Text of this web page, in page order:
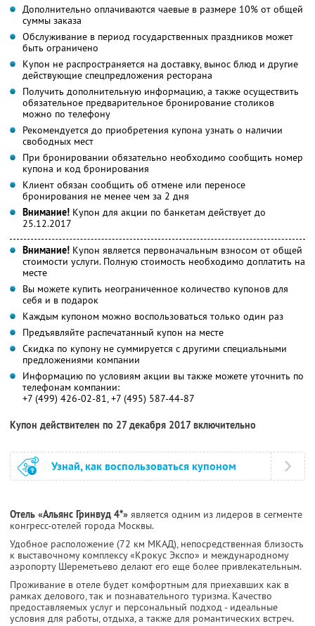
Дополнительно оплачиваются чаевые в размере 10% от общей
суммы заказа
Обслуживание в период государственных праздников может
быть ограничено
Купон не распространяется на доставку, вынос блюд и другие
действующие спецпредложения ресторана
Получить дополнительную информацию, а также осуществить
обязательное предварительное бронирование столиков
можно по телефону
Рекомендуется до приобретения купона узнать о наличии
свободных мест
При бронировании обязательно необходимо сообщить номер
купона и код бронирования
Клиент обязан сообщить об отмене или переносе
бронирования не менее чем за 2 дня
Внимание! Купон для акции по банкетам действует до
25.12.2017
Внимание! Купон является первоначальным взносом от общей
стоимости услуги. Полную стоимость необходимо доплатить на
месте
Вы можете купить неограниченное количество купонов для
себя и в подарок
Каждым купоном можно воспользоваться только один раз
Предъявляйте распечатанный купон на месте
Скидка по купону не суммируется с другими специальными
предложениями компании
Информацию по условиям акции вы также можете уточнить по
телефонам компании:
+7 (499) 426-02-81, +7 (495) 587-44-87
Купон действителен по 27 декабря 2017 включительно
Узнай, как воспользоваться купоном
Отель «Альянс Гринвуд 4*» является одним из лидеров в сегменте
конгресс-отелей города Москвы.
Удобное расположение (72 км МКАД), непосредственная близость
к выставочному комплексу «Крокус Экспо» и международному
аэропорту Шереметьево делают его еще более привлекательным.
Проживание в отеле будет комфортным для приехавших как в
рамках делового, так и познавательного туризма. Качество
предоставляемых услуг и персональный подход - идеальные
условия для работы, отдыха, а также для романтических встреч.